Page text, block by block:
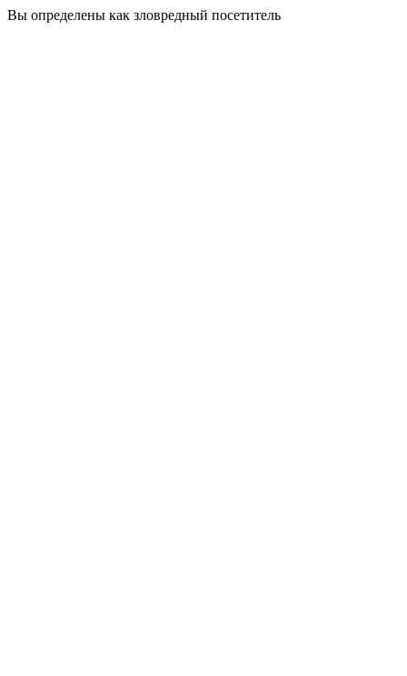
Вы определены как зловредный посетитель